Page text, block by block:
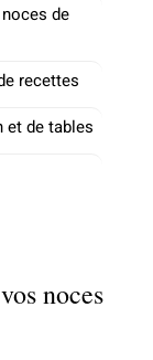
de
recettes
et de tables
noces